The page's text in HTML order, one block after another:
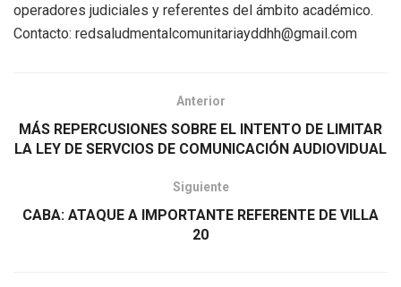
operadores judiciales y referentes del ámbito académico.
Contacto: redsaludmentalcomunitariayddhh@gmail.com
Anterior
MÁS REPERCUSIONES SOBRE EL INTENTO DE LIMITAR
LA LEY DE SERVCIOS DE COMUNICACIÓN AUDIOVIDUAL
Siguiente
CABA: ATAQUE A IMPORTANTE REFERENTE DE VILLA
20